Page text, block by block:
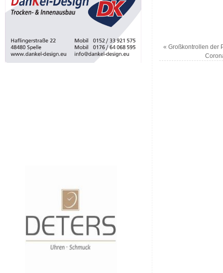
« Großkontrollen der